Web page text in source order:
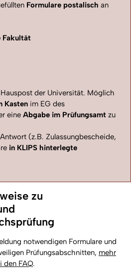
Formulare postalisch an
Fakultät
der Universität. Möglich
Kasten im EG des
eine Abgabe im Prüfungsamt zu
(z.B. Zulassungbescheide,
in KLIPS hinterlegte
zu
notwendigen Formulare und
Prüfungsabschnitten, mehr
den FAQ.